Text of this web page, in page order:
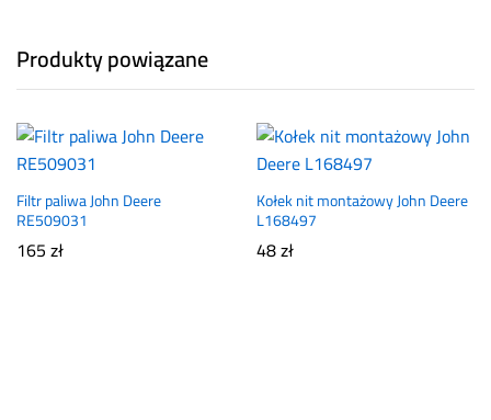
Produkty powiązane
Filtr paliwa John Deere
RE509031
165zł
Kołek nit montażowy John Deere
L168497
48zł